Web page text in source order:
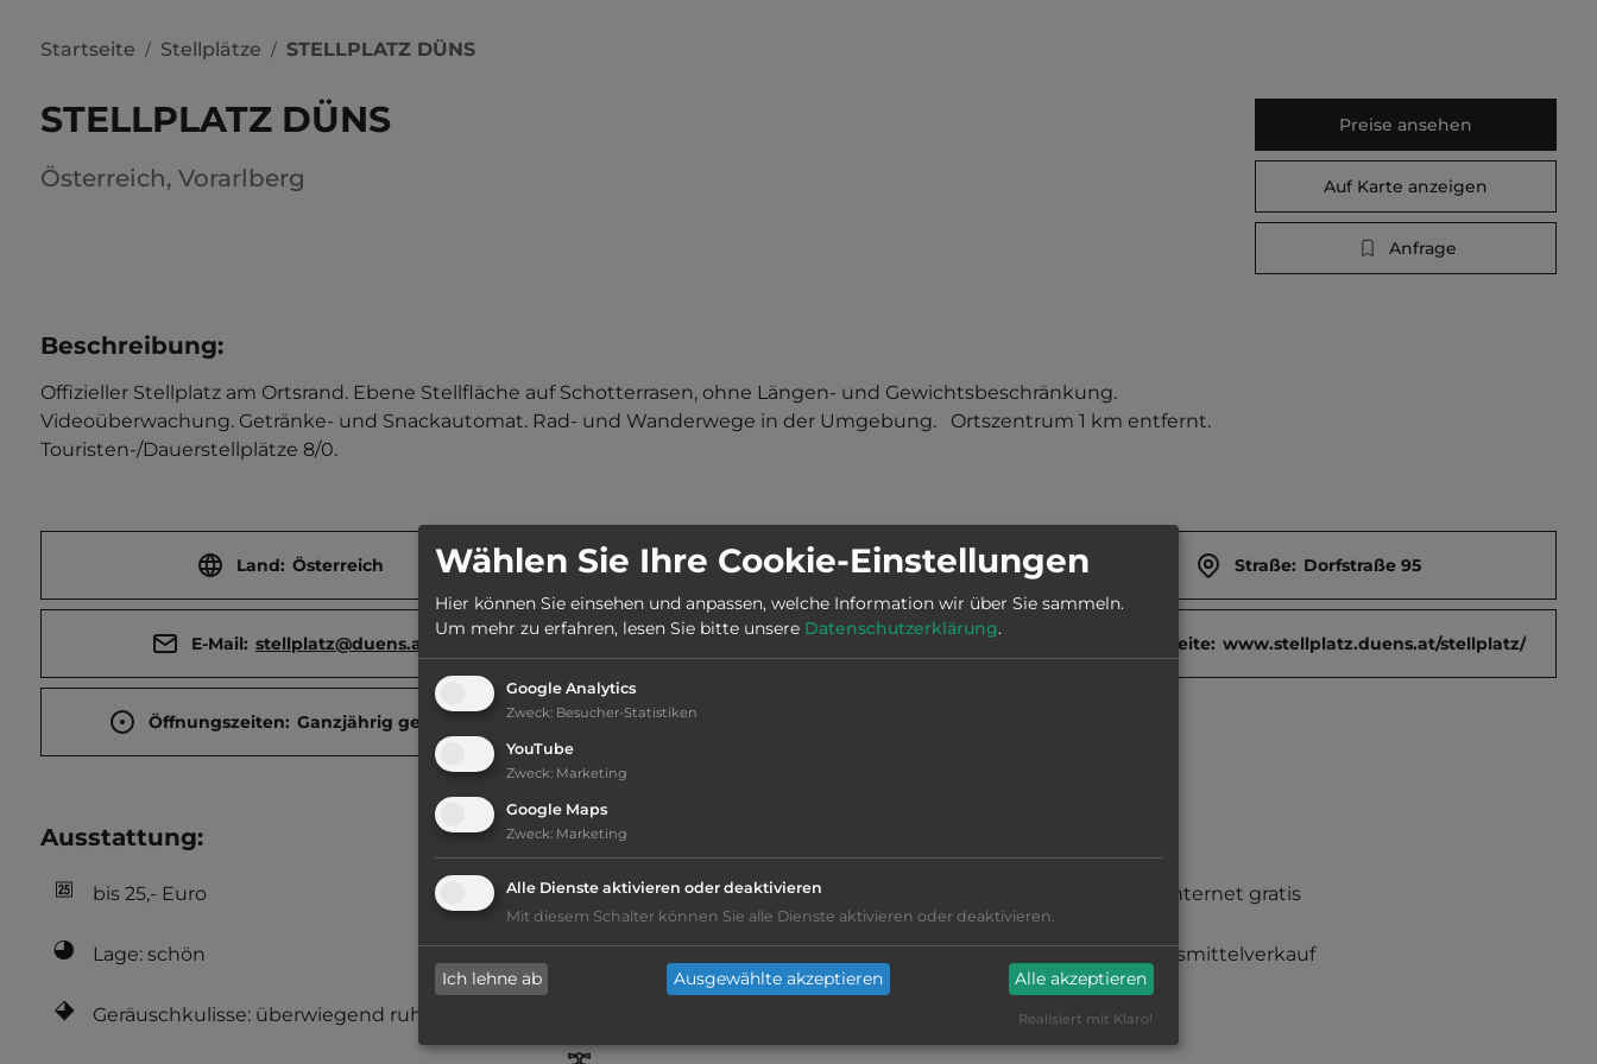
Startseite / Stellplätze / STELLPLATZ DÜNS
STELLPLATZ DÜNS
Österreich, Vorarlberg
Preise ansehen
Auf Karte anzeigen
Anfrage
Beschreibung:
Offizieller Stellplatz am Ortsrand. Ebene Stellfläche auf Schotterrasen, ohne Längen- und Gewichtsbeschränkung.
Videoüberwachung. Getränke- und Snackautomat. Rad- und Wanderwege in der Umgebung.   Ortszentrum 1 km entfernt.
Touristen-/Dauerstellplätze 8/0.
Land: Österreich Stadt: 6822 Düns Straße: Dorfstraße 95
E-Mail: stellplatz@duens.at Webseite: www.stellplatz.duens.at/stellplatz/
Öffnungszeiten: Ganzjährig geöffnet
Ausstattung:
bis 25,- Euro
Lage: schön
Geräuschkulisse: überwiegend ruhig
kiesig, harter Grund
Grasgelände, Wiese
Funkinternet gratis
Lebensmittelverkauf
Wählen Sie Ihre Cookie-Einstellungen
Hier können Sie einsehen und anpassen, welche Information wir über Sie sammeln.
Um mehr zu erfahren, lesen Sie bitte unsere Datenschutzerklärung.
Google Analytics
Zweck: Besucher-Statistiken
YouTube
Zweck: Marketing
Google Maps
Zweck: Marketing
Alle Dienste aktivieren oder deaktivieren
Mit diesem Schalter können Sie alle Dienste aktivieren oder deaktivieren.
Ich lehne ab Ausgewählte akzeptieren Alle akzeptieren
Realisiert mit Klaro!